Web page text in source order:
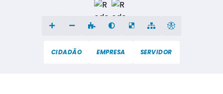
CIDADÃO EMPRESA SERVIDOR